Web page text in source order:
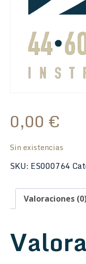
0,00 €
Sin existencias
SKU: ES000764
Valoraciones